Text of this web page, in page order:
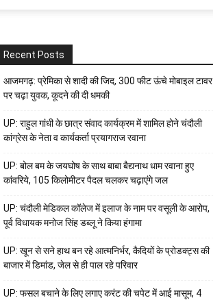
Recent Posts
आजमगढ़: प्रेमिका से शादी की जिद, 300 फीट ऊंचे मोबाइल टावर
पर चढ़ा युवक, कूदने की दी धमकी
UP: राहुल गांधी के छात्र संवाद कार्यक्रम में शामिल होने चंदौली
कांग्रेस के नेता व कार्यकर्ता प्रयागराज रवाना
UP: बोल बम के जयघोष के साथ बाबा बैद्यनाथ धाम रवाना हुए
कांवरिये, 105 किलोमीटर पैदल चलकर चढ़ाएंगे जल
UP: चंदौली मेडिकल कॉलेज में इलाज के नाम पर वसूली के आरोप,
पूर्व विधायक मनोज सिंह डब्लू ने किया हंगामा
UP: खून से सने हाथ बन रहे आत्मनिर्भर, कैदियों के प्रोडक्ट्स की
बाजार में डिमांड, जेल से ही पाल रहे परिवार
UP: फसल बचाने के लिए लगाए करंट की चपेट में आई मासूम, 4